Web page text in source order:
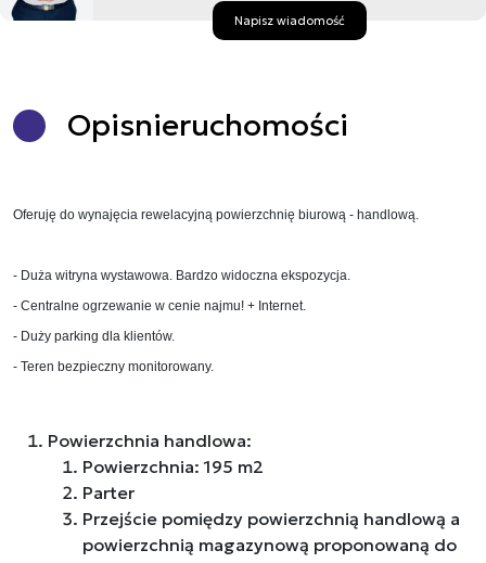
Napisz wiadomość
Opisnieruchomości
Oferuję do wynajęcia rewelacyjną powierzchnię biurową - handlową.
- Duża witryna wystawowa. Bardzo widoczna ekspozycja.
- Centralne ogrzewanie w cenie najmu! + Internet.
- Duży parking dla klientów.
- Teren bezpieczny monitorowany.
Powierzchnia handlowa:
Powierzchnia: 195 m2
Parter
Przejście pomiędzy powierzchnią handlową a
powierzchnią magazynową proponowaną do